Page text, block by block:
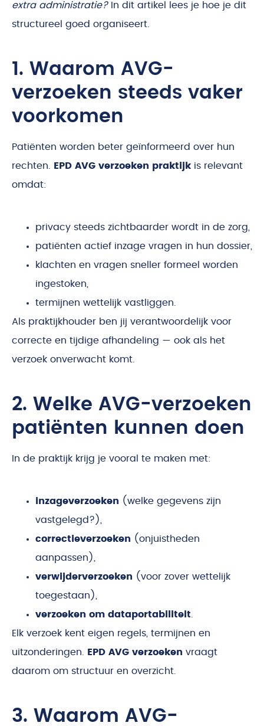
extra administratie?In dit artikel lees je hoe je dit
structureel goed organiseert.
1. Waarom AVG-
verzoeken steeds vaker
voorkomen
Patiënten worden beter geïnformeerd over hun
rechten.
EPD AVG verzoeken praktijk is relevant
omdat:
privacy steeds zichtbaarder wordt in de zorg,
patiënten actief inzage vragen in hun dossier,
klachten en vragen sneller formeel worden
ingestoken,
termijnen wettelijk vastliggen.
Als praktijkhouder ben jij verantwoordelijk voor
correcte en tijdige afhandeling — ook als het
verzoek onverwacht komt.
2. Welke AVG-verzoeken
patiënten kunnen doen
In de praktijk krijg je vooral te maken met:
inzageverzoeken (welke gegevens zijn
vastgelegd?),
correctieverzoeken (onjuistheden
aanpassen),
verwijderverzoeken (voor zover wettelijk
toegestaan),
verzoeken om dataportabiliteit
Elk verzoek kent eigen regels, termijnen en
uitzonderingen.
EPD AVG verzoeken vraagt
daarom om structuur en overzicht.
3. Waarom AVG-